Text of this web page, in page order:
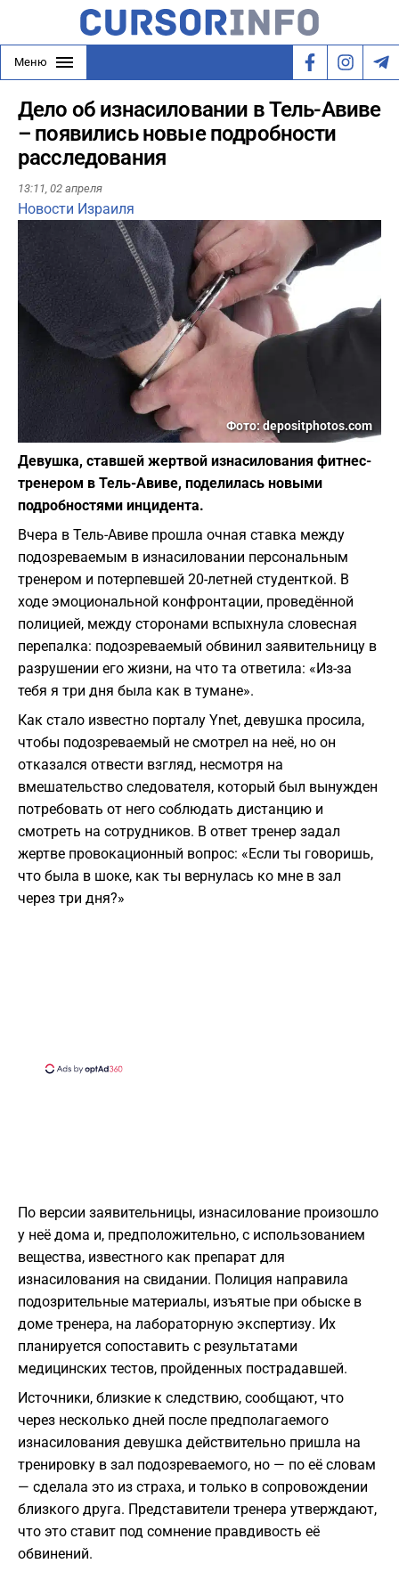
Меню
Дело об изнасиловании в Тель-Авиве
– появились новые подробности
расследования
13:11, 02 апреля
Новости Израиля
Фото: depositphotos.com
Девушка, ставшей жертвой изнасилования фитнес-
тренером в Тель-Авиве, поделилась новыми
подробностями инцидента.
Вчера в Тель-Авиве прошла очная ставка между
подозреваемым в изнасиловании персональным
тренером и потерпевшей 20-летней студенткой. В
ходе эмоциональной конфронтации, проведённой
полицией, между сторонами вспыхнула словесная
перепалка: подозреваемый обвинил заявительницу в
разрушении его жизни, на что та ответила: «Из-за
тебя я три дня была как в тумане».
Как стало известно порталу Ynet, девушка просила,
чтобы подозреваемый не смотрел на неё, но он
отказался отвести взгляд, несмотря на
вмешательство следователя, который был вынужден
потребовать от него соблюдать дистанцию и
смотреть на сотрудников. В ответ тренер задал
жертве провокационный вопрос: «Если ты говоришь,
что была в шоке, как ты вернулась ко мне в зал
через три дня?»
По версии заявительницы, изнасилование произошло
у неё дома и, предположительно, с использованием
вещества, известного как препарат для
изнасилования на свидании. Полиция направила
подозрительные материалы, изъятые при обыске в
доме тренера, на лабораторную экспертизу. Их
планируется сопоставить с результатами
медицинских тестов, пройденных пострадавшей.
Источники, близкие к следствию, сообщают, что
через несколько дней после предполагаемого
изнасилования девушка действительно пришла на
тренировку в зал подозреваемого, но — по её словам
— сделала это из страха, и только в сопровождении
близкого друга. Представители тренера утверждают,
что это ставит под сомнение правдивость её
обвинений.